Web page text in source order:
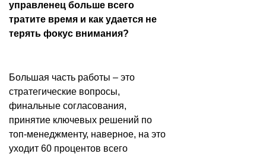
управленец больше всего
тратите время и как удается не
терять фокус внимания?
Большая часть работы – это
стратегические вопросы,
финальные согласования,
принятие ключевых решений по
топ-менеджменту, наверное, на это
уходит 60 процентов всего